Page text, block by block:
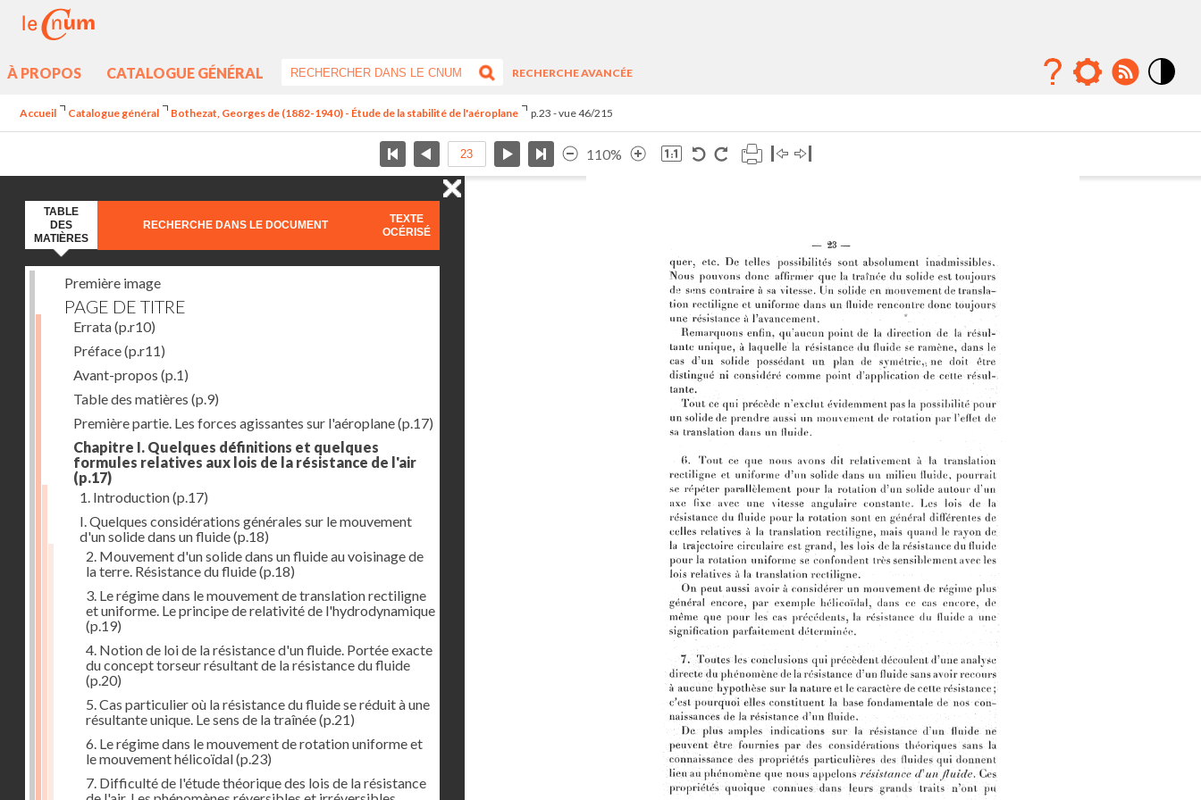
À PROPOS CATALOGUE GÉNÉRAL
RECHERCHE AVANCÉE
Accueil Catalogue général Bothezat, Georges de (1882-1940) - Étude de la stabilité de l'aéroplane p.23 - vue 46/215
110%
TABLE
DES
MATIÈRES
RECHERCHE DANS LE DOCUMENT
TEXTE
OCÉRISÉ
Première image
PAGE DE TITRE
Errata(p.r10)
Préface(p.r11)
Avant-propos (p.1)
Table des matières (p.9)
Première partie. Les forces agissantes sur l'aéroplane(p.17)
Chapitre I. Quelques définitions et quelques
formules relatives aux lois de la résistance de l'air
(p.17)
1. Introduction(p.17)
I. Quelques considérations générales sur le mouvement
d'un solide dans un fluide(p.18)
2. Mouvement d'un solide dans un fluide au voisinage de
la terre. Résistance du fluide(p.18)
3. Le régime dans le mouvement de translation rectiligne
et uniforme. Le principe de relativité de l'hydrodynamique
(p.19)
4. Notion de loi de la résistance d'un fluide. Portée exacte
du concept torseur résultant de la résistance du fluide
(p.20)
5. Cas particulier où la résistance du fluide se réduit à une
résultante unique. Le sens de la traînée(p.21)
6. Le régime dans le mouvement de rotation uniforme et
le mouvement hélicoïdal(p.23)
7. Difficulté de l'étude théorique des lois de la résistance